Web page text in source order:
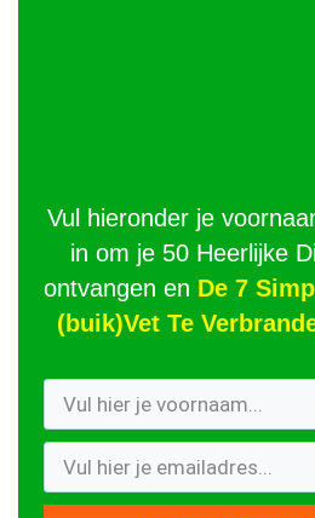
Vul hieronder je
in om je 50 Heerlijke
ontvangen en De 7
(buik)Vet Te